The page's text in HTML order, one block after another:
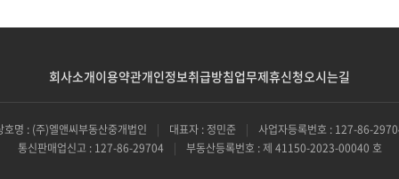
회사소개이용약관개인정보취급방침업무제휴신청오시는길
호명 : (주)엘앤씨부동산중개법인 | 대표자 : 정민준 |
사업자등록번호 : 127-86-
통신판매업신고 : 127-86-29704
| 부동산등록번호 : 제 41150-2023-00040 호